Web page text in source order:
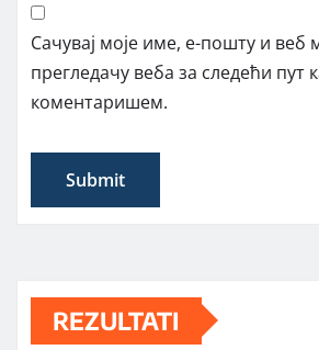
Сачувај моје име, е-пошту и веб
прегледачу веба за следећи пут
коментаришем.
REZULTATI